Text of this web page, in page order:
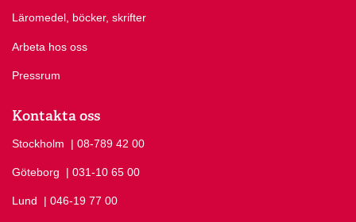
Läromedel, böcker, skrifter
Arbeta hos oss
Pressrum
Kontakta oss
Stockholm Ring Stockholm på
| 08-789 42 00
Göteborg Ring Göteborg på
| 031-10 65 00
Lund Ring Lund på
| 046-19 77 00